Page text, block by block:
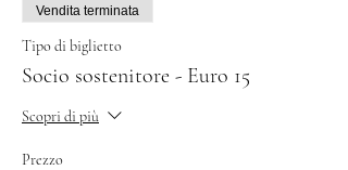
Vendita terminata
Tipo di biglietto
Socio sostenitore - Euro 15
Scopri di più
Prezzo